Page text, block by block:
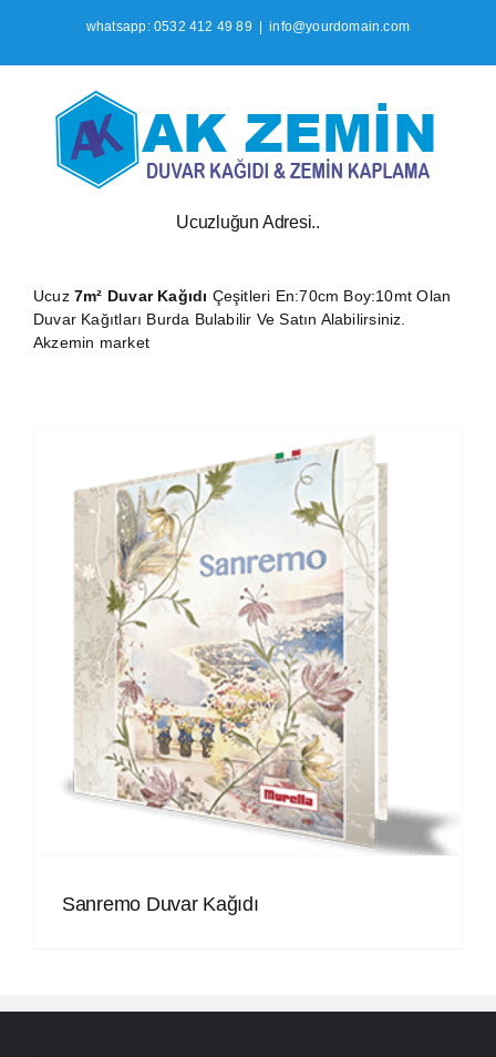
whatsapp: 0532 412 49 89 info@yourdomain.com
Ucuzluğun Adresi..
Ucuz7m² Duvar Kağıdı Çeşitleri En:70cm Boy:10mt Olan
Duvar Kağıtları Burda Bulabilir Ve Satın Alabilirsiniz.
Akzemin market
Sanremo Duvar Kağıdı